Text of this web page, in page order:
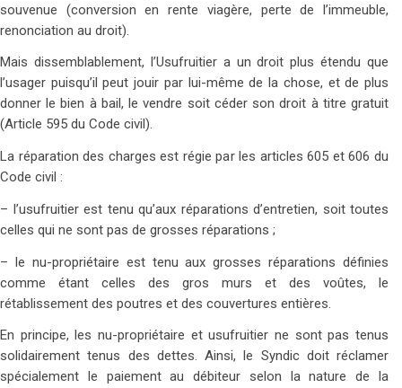
souvenue (conversion en rente viagère, perte de l’immeuble,
renonciation au droit).
Mais dissemblablement, l’Usufruitier a un droit plus étendu que
l’usager puisqu’il peut jouir par lui-même de la chose, et de plus
donner le bien à bail, le vendre soit céder son droit à titre gratuit
(Article 595 du Code civil).
La réparation des charges est régie par les articles 605 et 606 du
Code civil :
– l’usufruitier est tenu qu’aux réparations d’entretien, soit toutes
celles qui ne sont pas de grosses réparations ;
– le nu-propriétaire est tenu aux grosses réparations définies
comme étant celles des gros murs et des voûtes, le
rétablissement des poutres et des couvertures entières.
En principe, les nu-propriétaire et usufruitier ne sont pas tenus
solidairement tenus des dettes. Ainsi, le Syndic doit réclamer
spécialement le paiement au débiteur selon la nature de la